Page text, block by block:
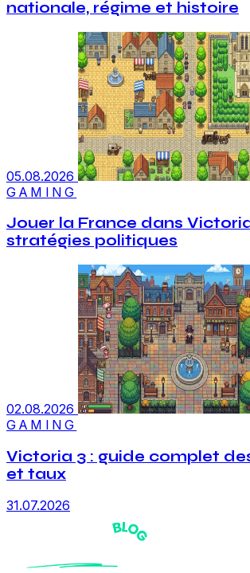
nationale, régime et histoire
05.08.2026
GAMING
Jouer la France dans
stratégies politiques
02.08.2026
GAMING
Victoria 3 : guide complet
et taux
31.07.2026